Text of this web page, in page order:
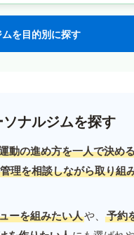
を目的別に探す
ナルジムを探す
動の進め方を一人で決め
理を相談しながら取り組
ーを組みたい人や、
予約